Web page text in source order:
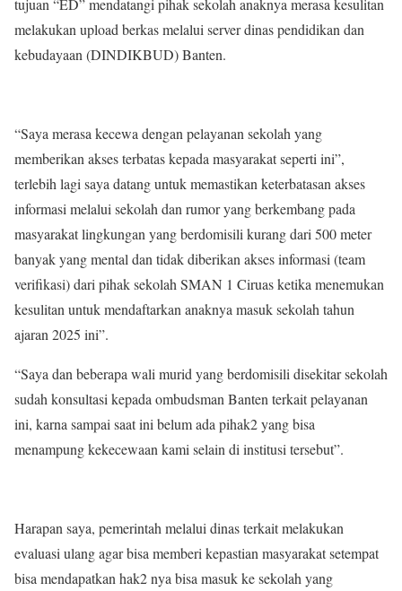
tujuan “ED” mendatangi pihak sekolah anaknya merasa kesulitan
melakukan upload berkas melalui server dinas pendidikan dan
kebudayaan (DINDIKBUD) Banten.
“Saya merasa kecewa dengan pelayanan sekolah yang
memberikan akses terbatas kepada masyarakat seperti ini”,
terlebih lagi saya datang untuk memastikan keterbatasan akses
informasi melalui sekolah dan rumor yang berkembang pada
masyarakat lingkungan yang berdomisili kurang dari 500 meter
banyak yang mental dan tidak diberikan akses informasi (team
verifikasi) dari pihak sekolah SMAN 1 Ciruas ketika menemukan
kesulitan untuk mendaftarkan anaknya masuk sekolah tahun
ajaran 2025 ini”.
“Saya dan beberapa wali murid yang berdomisili disekitar sekolah
sudah konsultasi kepada ombudsman Banten terkait pelayanan
ini, karna sampai saat ini belum ada pihak2 yang bisa
menampung kekecewaan kami selain di institusi tersebut”.
Harapan saya, pemerintah melalui dinas terkait melakukan
evaluasi ulang agar bisa memberi kepastian masyarakat setempat
bisa mendapatkan hak2 nya bisa masuk ke sekolah yang